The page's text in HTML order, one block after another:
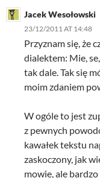
Jacek Wesołowski
23/12/2011 AT 14:48
Przyznam się, że
dialektem: Mie,
tak dale. Tak się
moim zdaniem
W ogóle to jest
z pewnych
kawałek tekstu
zaskoczony, jak
mowie, ale